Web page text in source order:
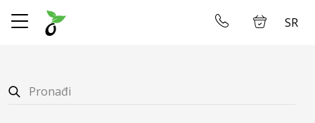
✕ SR